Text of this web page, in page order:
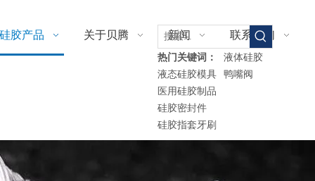
硅胶产品 关于贝腾 新闻 联系我们
热门关键词：
液体硅胶
液态硅胶模具 鸭嘴阀
医用硅胶制品
硅胶密封件
硅胶指套牙刷